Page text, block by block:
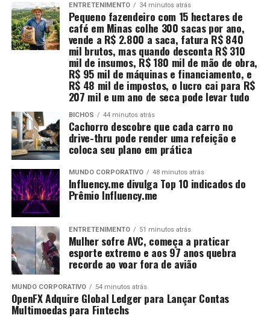
ENTRETENIMENTO 34 minutos atrás
Pequeno fazendeiro com 15 hectares de
café em Minas colhe 300 sacas por ano,
vende a R$ 2.800 a saca, fatura R$ 840
mil brutos, mas quando desconta R$ 310
mil de insumos, R$ 180 mil de mão de obra,
R$ 95 mil de máquinas e financiamento, e
R$ 48 mil de impostos, o lucro cai para R$
207 mil e um ano de seca pode levar tudo
BICHOS 44 minutos atrás
Cachorro descobre que cada carro no
drive-thru pode render uma refeição e
coloca seu plano em prática
MUNDO CORPORATIVO 48 minutos atrás
Influency.me divulga Top 10 indicados do
Prêmio Influency.me
ENTRETENIMENTO 51 minutos atrás
Mulher sofre AVC, começa a praticar
esporte extremo e aos 97 anos quebra
recorde ao voar fora de avião
MUNDO CORPORATIVO 54 minutos atrás
OpenFX Adquire Global Ledger para Lançar Contas
Multimoedas para Fintechs